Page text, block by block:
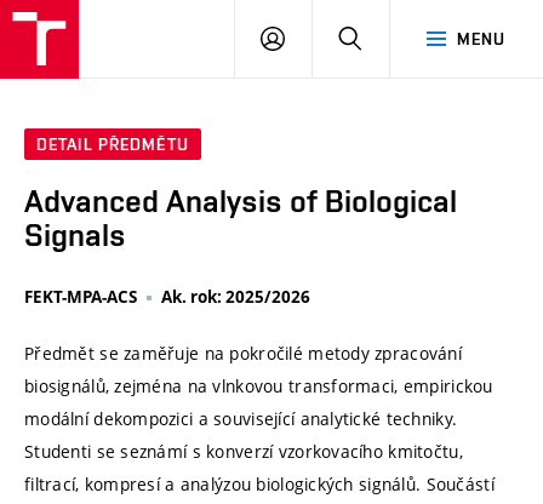
MENU
PŘIHLÁSIT
DETAIL PŘEDMĚTU
Advanced Analysis of Biological
Signals
FEKT-MPA-ACS Ak. rok: 2025/2026
Předmět se zaměřuje na pokročilé metody zpracování
biosignálů, zejména na vlnkovou transformaci, empirickou
modální dekompozici a související analytické techniky.
Studenti se seznámí s konverzí vzorkovacího kmitočtu,
filtrací, kompresí a analýzou biologických signálů. Součástí